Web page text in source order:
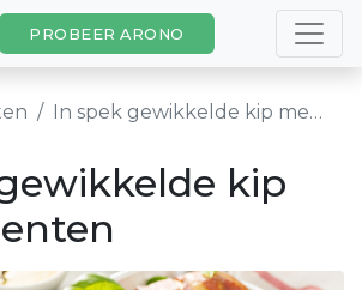
PROBEER ARONO
In spek gewikkelde kip met groenten
kip